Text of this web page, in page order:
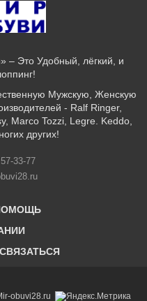
– Это Удобный, лёгкий, и
Мужскую, Женскую
- Ralf Ringer,
Marco Tozzi, Legre. Keddo,
других!
33-77
obuvi28.ru